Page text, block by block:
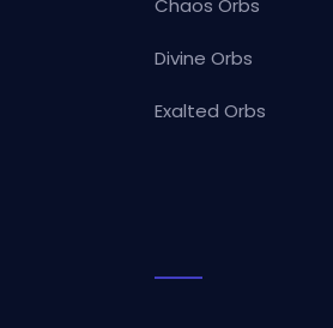
Chaos Orbs
Divine Orbs
Exalted Orbs